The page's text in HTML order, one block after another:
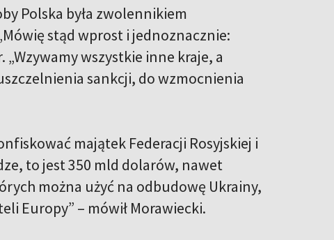
Polska była zwolennikiem
stąd wprost i jednoznacznie:
wszystkie inne kraje, a
sankcji, do wzmocnienia
majątek Federacji Rosyjskiej i
to jest 350 mld dolarów, nawet
można użyć na odbudowę Ukrainy,
Europy” – mówił Morawiecki.